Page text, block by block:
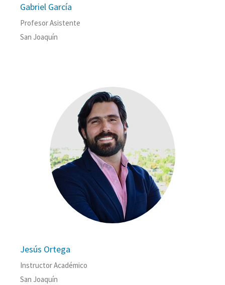
Gabriel García
Profesor Asistente
San Joaquín
Jesús Ortega
Instructor Académico
San Joaquín